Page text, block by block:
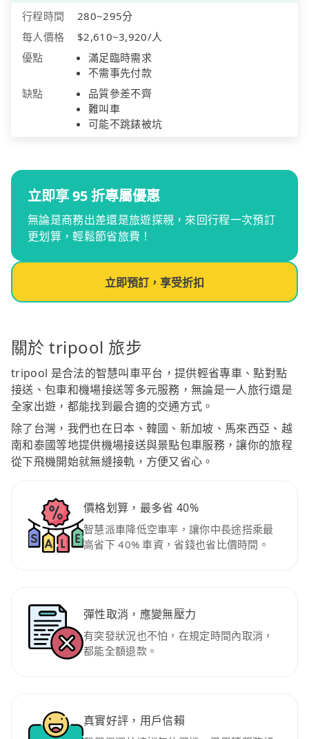
行程時間
280~295分
每人價格
$2,610~3,920/人
優點
滿足臨時需求
不需事先付款
缺點
品質參差不齊
難叫車
可能不跳錶被坑
立即享 95 折專屬優惠
無論是商務出差還是旅遊探親，來回行程一次預訂
更划算，輕鬆節省旅費！
立即預訂，享受折扣
關於 tripool 旅步
tripool 是合法的智慧叫車平台，提供輕省專車、點對點
接送、包車和機場接送等多元服務，無論是一人旅行還是
全家出遊，都能找到最合適的交通方式。
除了台灣，我們也在日本、韓國、新加坡、馬來西亞、越
南和泰國等地提供機場接送與景點包車服務，讓你的旅程
從下飛機開始就無縫接軌，方便又省心。
價格划算，最多省 40%
智慧派車降低空車率，讓你中長途搭乘最
高省下 40% 車資，省錢也省比價時間。
彈性取消，應變無壓力
有突發狀況也不怕，在規定時間內取消，
都能全額退款。
真實好評，用戶信賴